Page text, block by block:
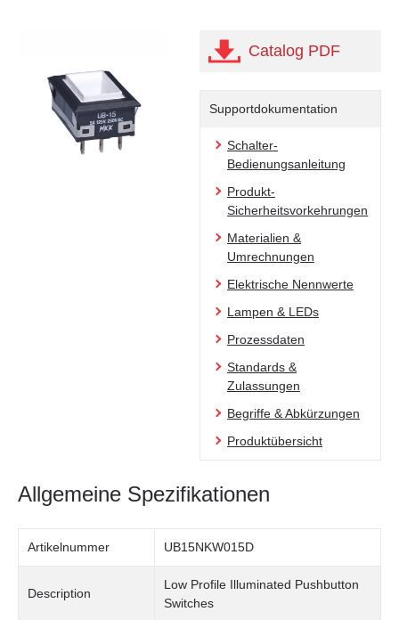
Catalog PDF
Supportdokumentation
Schalter-
Bedienungsanleitung
Produkt-
Sicherheitsvorkehrungen
Materialien &
Umrechnungen
Elektrische Nennwerte
Lampen & LEDs
Prozessdaten
Standards &
Zulassungen
Begriffe & Abkürzungen
Produktübersicht
Allgemeine Spezifikationen
Artikelnummer UB15NKW015D
Description
Low Profile Illuminated Pushbutton
Switches